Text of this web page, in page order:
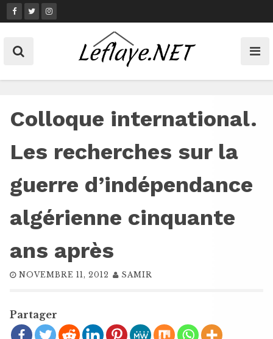
Skip
to
Colloque international.
Les recherches sur la
guerre d’indépendance
algérienne cinquante
ans après
NOVEMBRE 11, 2012 SAMIR
Partager